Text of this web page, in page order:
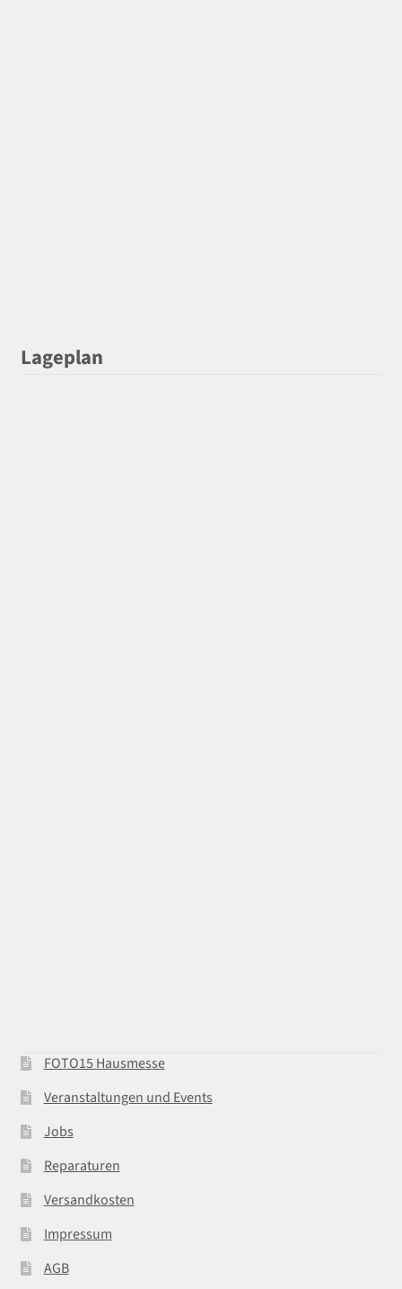
Lageplan
FOTO15 Hausmesse
Veranstaltungen und Events
Jobs
Reparaturen
Versandkosten
Impressum
AGB